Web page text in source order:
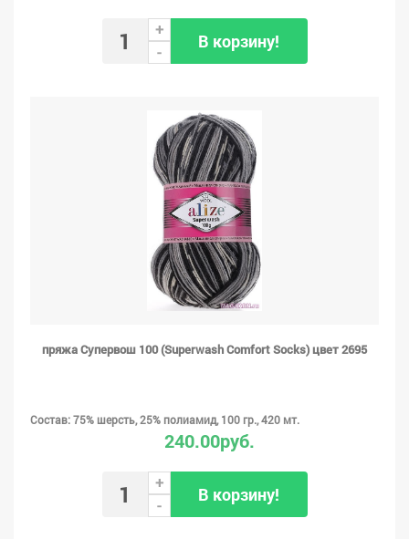
+
-
В корзину!
пряжа Супервош 100 (Superwash Comfort Socks) цвет 2695
Состав: 75% шерсть, 25% полиамид, 100 гр., 420 мт.
240.00руб.
+
-
В корзину!